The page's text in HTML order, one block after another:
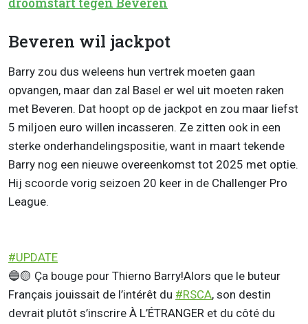
Beveren wil jackpot
Barry zou dus weleens hun vertrek moeten gaan
opvangen, maar dan zal Basel er wel uit moeten raken
met Beveren. Dat hoopt op de jackpot en zou maar liefst
5 miljoen euro willen incasseren. Ze zitten ook in een
sterke onderhandelingspositie, want in maart tekende
Barry nog een nieuwe overeenkomst tot 2025 met optie.
Hij scoorde vorig seizoen 20 keer in de Challenger Pro
League.
#UPDATE
🔵🟡 Ça bouge pour Thierno Barry!Alors que le buteur
Français jouissait de l’intérêt du #RSCA, son destin
devrait plutôt s’inscrire À L’ÉTRANGER et du côté du